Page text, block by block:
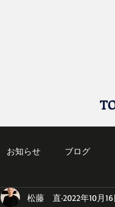
お知らせ ブログ
松藤 直 2022年10月16